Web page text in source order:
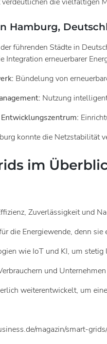
Hamburg,
führenden Städte in
Integration erneuerbarer
Bündelung von
Nutzung
konnte die Netzstabilität
im
Zuverlässigkeit und
die Energiewende, denn
wie IoT und KI, um
und
weiterentwickelt, um
magazin/smart-